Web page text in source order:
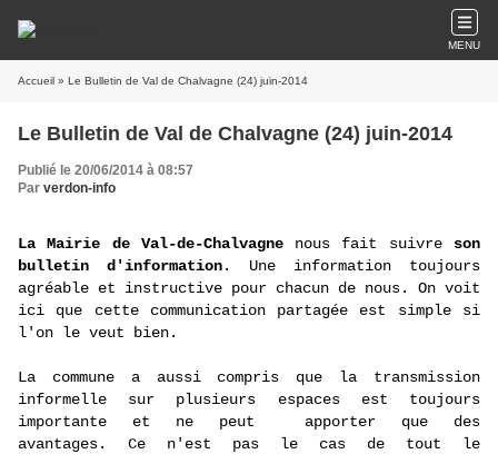
MENU
Accueil » Le Bulletin de Val de Chalvagne (24) juin-2014
Le Bulletin de Val de Chalvagne (24) juin-2014
Publié le 20/06/2014 à 08:57
Par verdon-info
La Mairie de Val-de-Chalvagnenous fait suivre son
bulletin d'information.
Une information toujours
agréable et instructive pour chacun de nous.
On voit
ici que cette communication partagée est simple si
l'on le veut bien.
La commune a aussi compris que la transmission
informelle sur plusieurs espaces est toujours
importante et ne peut apporter que des
avantages.
Ce n'est pas le cas de tout le